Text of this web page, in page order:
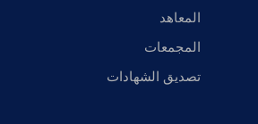
المعاهد
المجمعات
تصديق الشهادات